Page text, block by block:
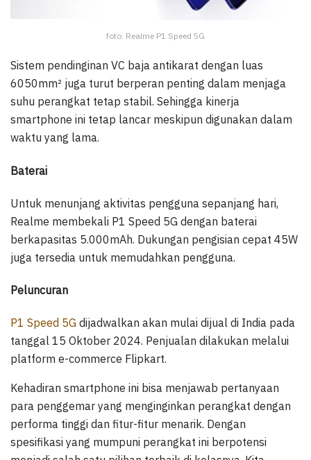
foto: Realme P1 Speed 5G
Sistem pendinginan VC baja antikarat dengan luas
6050mm² juga turut berperan penting dalam menjaga
suhu perangkat tetap stabil. Sehingga kinerja
smartphone ini tetap lancar meskipun digunakan dalam
waktu yang lama.
Baterai
Untuk menunjang aktivitas pengguna sepanjang hari,
Realme membekali P1 Speed 5G dengan baterai
berkapasitas 5.000mAh. Dukungan pengisian cepat 45W
juga tersedia untuk memudahkan pengguna.
Peluncuran
P1 Speed 5G dijadwalkan akan mulai dijual di India pada
tanggal 15 Oktober 2024. Penjualan dilakukan melalui
platform e-commerce Flipkart.
Kehadiran smartphone ini bisa menjawab pertanyaan
para penggemar yang menginginkan perangkat dengan
performa tinggi dan fitur-fitur menarik. Dengan
spesifikasi yang mumpuni perangkat ini berpotensi